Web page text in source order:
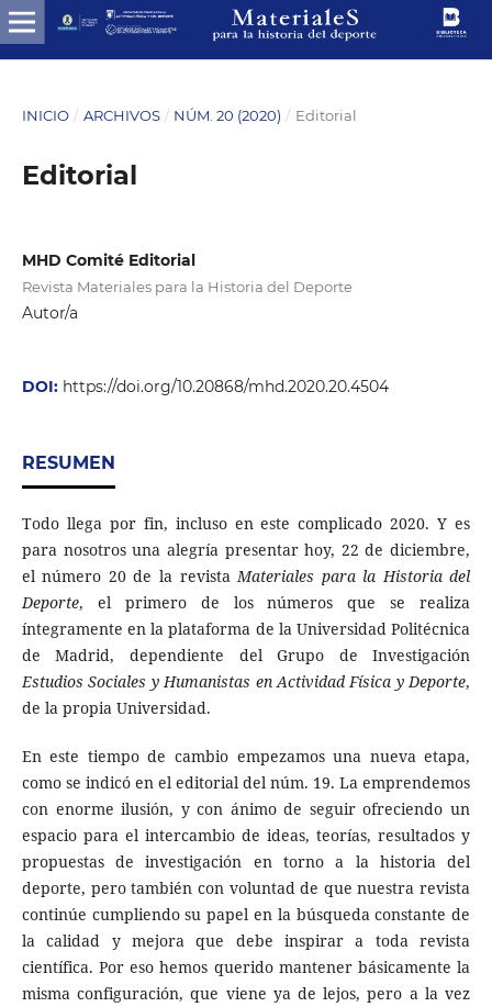
INICIO / ARCHIVOS / NÚM. 20 (2020) / Editorial
Editorial
MHD Comité Editorial
Revista Materiales para la Historia del Deporte
Autor/a
DOI: https://doi.org/10.20868/mhd.2020.20.4504
RESUMEN
Todo llega por fin, incluso en este complicado 2020. Y es
para nosotros una alegría presentar hoy, 22 de diciembre,
el número 20 de la revistaMateriales para la Historia del
Deporte, el primero de los números que se realiza
íntegramente en la plataforma de la Universidad Politécnica
de Madrid, dependiente del Grupo de Investigación
Estudios Sociales y Humanistas en Actividad Física y Deporte,
de la propia Universidad.
En este tiempo de cambio empezamos una nueva etapa,
como se indicó en el editorial del núm. 19. La emprendemos
con enorme ilusión, y con ánimo de seguir ofreciendo un
espacio para el intercambio de ideas, teorías, resultados y
propuestas de investigación en torno a la historia del
deporte, pero también con voluntad de que nuestra revista
continúe cumpliendo su papel en la búsqueda constante de
la calidad y mejora que debe inspirar a toda revista
científica. Por eso hemos querido mantener básicamente la
misma configuración, que viene ya de lejos, pero a la vez